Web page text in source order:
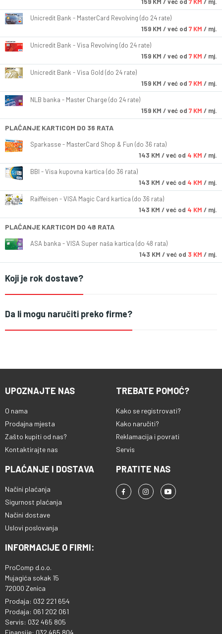
159 KM / već od 7 KM / mj.
Unicredit Bank - MasterCard Revolving (do 24 rate)
159 KM / već od 7 KM / mj.
Unicredit Bank - Visa Revolving (do 24 rate)
159 KM / već od 7 KM / mj.
Unicredit Bank - Visa Gold (do 24 rate)
159 KM / već od 7 KM / mj.
NLB banka - Master Charge (do 24 rate)
159 KM / već od 7 KM / mj.
PLAĆANJE KARTICOM DO 36 RATA
Sparkasse - MasterCard Shop & Fun (do 36 rata)
143 KM / već od 4 KM / mj.
BBI - Visa kupovna kartica (do 36 rata)
143 KM / već od 4 KM / mj.
Raiffeisen - VISA Magic Card kartica (do 36 rata)
143 KM / već od 4 KM / mj.
PLAĆANJE KARTICOM DO 48 RATA
ASA banka - VISA Super naša kartica (do 48 rata)
143 KM / već od 3 KM / mj.
Koji je rok dostave?
Da li mogu naručiti preko firme?
UPOZNAJTE NAS
O nama
Prodajna mjesta
Zašto kupiti od nas?
Kontaktirajte nas
TREBATE POMOĆ?
Kako se registrovati?
Kako naručiti?
Reklamacija i povrati
Servis
PLAĆANJE I DOSTAVA
Načini plaćanja
Sigurnost plaćanja
Načini dostave
Uslovi poslovanja
PRATITE NAS
INFORMACIJE O FIRMI:
ProComp d.o.o.
Mujagića sokak 15
72000 Zenica
Prodaja: 032 221 654
Prodaja: 061 202 061
Servis: 032 465 805